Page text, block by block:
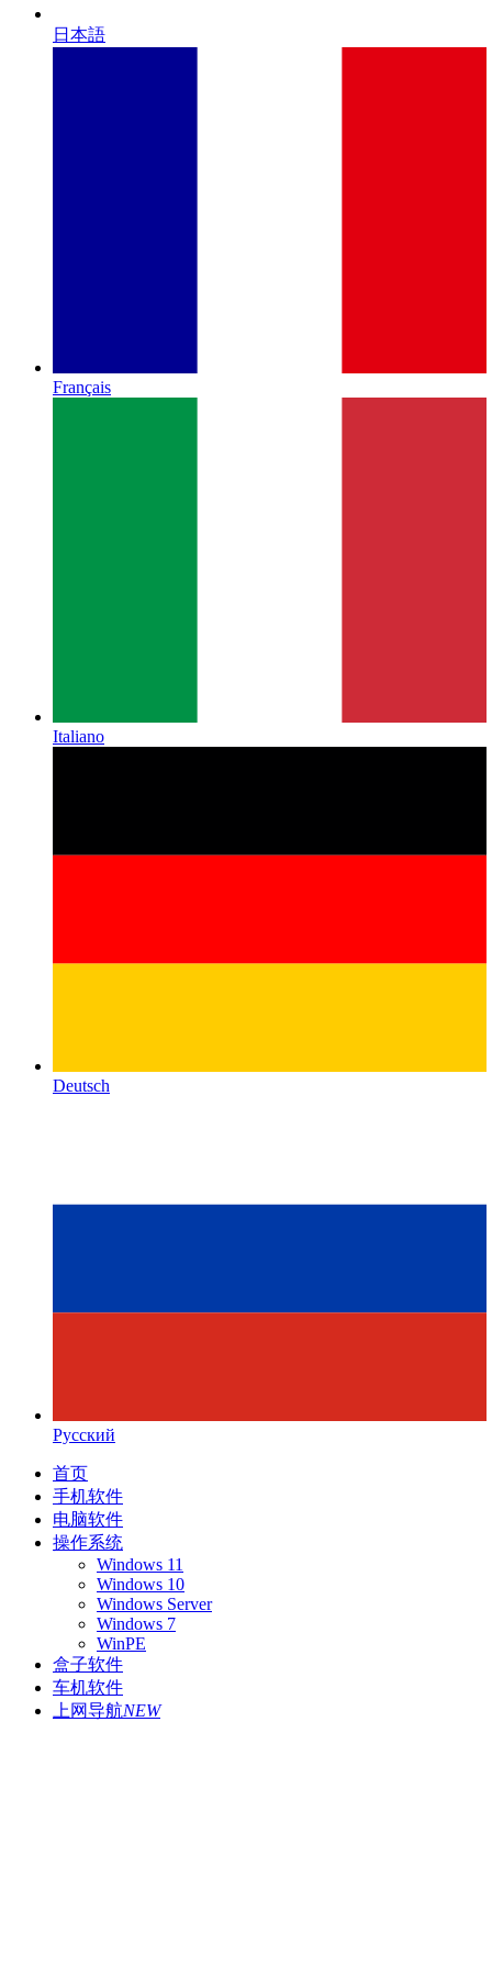
日本語
Français
Italiano
Deutsch
Русский
首页
手机软件
电脑软件
操作系统
Windows 11
Windows 10
Windows Server
Windows 7
WinPE
盒子软件
车机软件
上网导航NEW